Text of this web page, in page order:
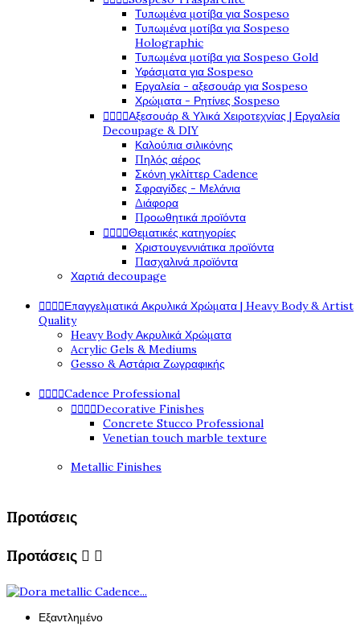
Τυπωμένα μοτίβα για Sospeso
Τυπωμένα μοτίβα για Sospeso
Holographic
Τυπωμένα μοτίβα για Sospeso Gold
Υφάσματα για Sospeso
Εργαλεία - αξεσουάρ για Sospeso
Χρώματα - Ρητίνες Sospeso
Αξεσουάρ & Υλικά Χειροτεχνίας | Εργαλεία
Decoupage & DIY
Καλούπια σιλικόνης
Πηλός αέρος
Σκόνη γκλίττερ Cadence
Σφραγίδες - Μελάνια
Διάφορα
Προωθητικά προϊόντα
Θεματικές κατηγορίες
Χριστουγεννιάτικα προϊόντα
Πασχαλινά προϊόντα
Χαρτιά decoupage
Επαγγελματικά Ακρυλικά Χρώματα | Heavy Body & Artist
Quality
Heavy Body Ακρυλικά Χρώματα
Acrylic Gels & Mediums
Gesso & Αστάρια Ζωγραφικής
Cadence Professional
Decorative Finishes
Concrete Stucco Professional
Venetian touch marble texture
Metallic Finishes
Προτάσεις
Προτάσεις  
Εξαντλημένο